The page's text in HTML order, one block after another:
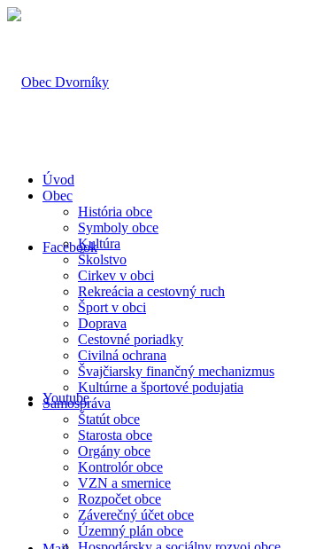
Facebook
Youtube
Úvod
Obec
História obce
Symboly obce
Kultúra
Školstvo
Cirkev v obci
Rekreácia a cestovný ruch
Šport v obci
Doprava
Cestovné poriadky
Civilná ochrana
Švajčiarsky finančný mechanizmus
Kultúrne a športové podujatia
Samospráva
Štatút obce
Starosta obce
Orgány obce
Kontrolór obce
VZN a smernice
Rozpočet obce
Záverečný účet obce
Územný plán obce